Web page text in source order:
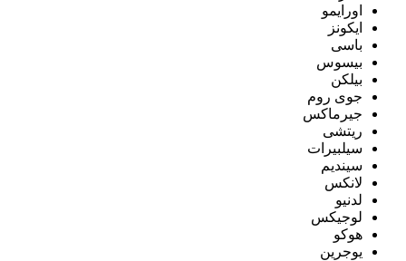
اورايمو
ايكونز
باسى
بيسوس
بيلكن
جوى روم
جيرماكس
ريتشى
سيلبيرات
سينديم
لانكس
لدنيو
لوجيكس
هوكو
يوجرين